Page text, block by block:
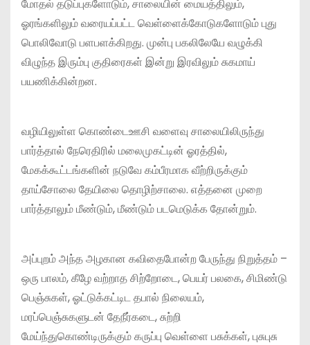
மோதல் தடுப்புகளோடும், சாலையின் மையத்திலும்,
ஓரங்களிலும் வரையப்பட்ட வெள்ளைக்கோடுகளோடும் புது
பொலிவோடு பளபளக்கிறது. முன்பு பகலிலேயே வழுக்கி
விழுந்த இரும்பு குதிரைகள் இன்று இரவிலும் சுகமாய்
பயணிக்கின்றன.
வழியிலுள்ள கொண்டைஊசி வளைவு சாலையிலிருந்து
பார்த்தால் நேரெதிரில் மலைமுகட்டின் ஓரத்தில்,
மேகக்கூட்டங்களின் நடுவே கம்பீரமாக வீற்றிருக்கும்
தாய்சோலை தேயிலை தொழிற்சாலை. எத்தனை முறை
பார்த்தாலும் மீண்டும், மீண்டும் படமெடுக்க தோன்றும்.
அப்புறம் அந்த அழகான கவிதைபோன்ற பேருந்து நிறுத்தம் –
ஒரு பாலம், கீழே வற்றாத சிற்றோடை, பெயர் பலகை, சிமிண்டு
பெஞ்சுகள், ஓட்டுக்கட்டிட தபால் நிலையம்,
மரப்பெஞ்சுகளுடன் தேநீர்கடை, சுற்றி
மேய்ந்துகொண்டிருக்கும் கருப்பு வெள்ளை பசுக்கள், புசுபுசு